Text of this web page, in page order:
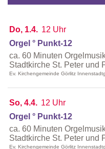
Do, 1.4. 12 Uhr
Orgel ° Punkt-12
ca. 60 Minuten
Stadtkirche St. Peter und
Ev. Kirchengemeinde Görlitz
So, 4.4. 12 Uhr
Orgel ° Punkt-12
ca. 60 Minuten
Stadtkirche St. Peter und
Ev. Kirchengemeinde Görlitz